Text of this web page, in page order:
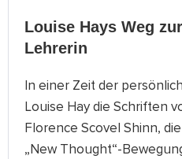
Louise Hays Weg
Lehrerin
In einer Zeit der
Louise Hay die Schriften
Florence Scovel Shinn,
„New Thought“-